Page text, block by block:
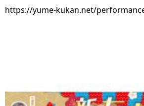
https://yume-kukan.net/